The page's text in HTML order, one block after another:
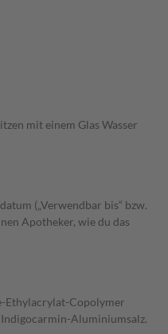
mit einem Glas Wasser
(„Verwendbar bis“ bzw.
Apotheker, wie du das
Ethylacrylat-Copolymer
Aluminiumsalz.